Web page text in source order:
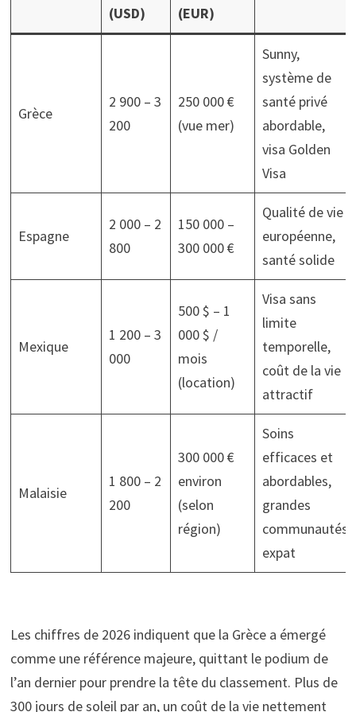
(USD)
(EUR)
Grèce
2 900 – 3
200
250 000 €
(vue mer)
Sunny,
système de
santé privé
abordable,
visa Golden
Visa
Espagne
2 000 – 2
800
150 000 –
300 000 €
Qualité de vie
européenne,
santé solide
Mexique
1 200 – 3
000
500 $ – 1
000 $ /
mois
(location)
Visa sans
limite
temporelle,
coût de la vie
attractif
Malaisie
1 800 – 2
200
300 000 €
environ
(selon
région)
Soins
efficaces et
abordables,
grandes
communautés
expat
Les chiffres de 2026 indiquent que la Grèce a émergé
comme une référence majeure, quittant le podium de
l’an dernier pour prendre la tête du classement. Plus de
300 jours de soleil par an, un coût de la vie nettement